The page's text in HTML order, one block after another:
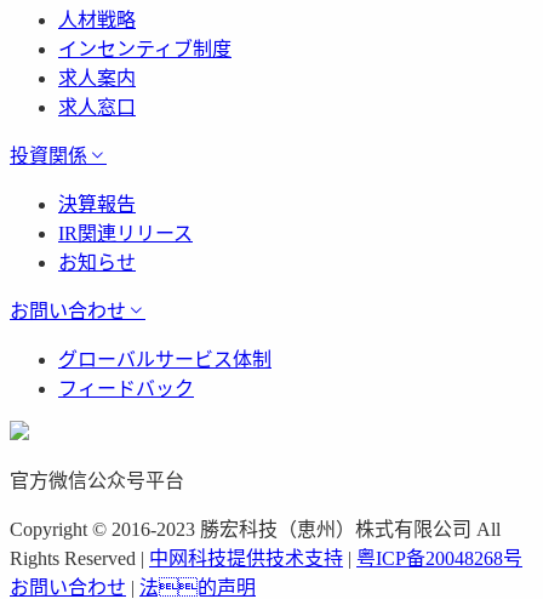
人材戦略
インセンティブ制度
求人案内
求人窓口
投資関係
決算報告
IR関連リリース
お知らせ
お問い合わせ
グローバルサービス体制
フィードバック
官方微信公众号平台
Copyright © 2016-2023 勝宏科技（恵州）株式有限公司 All
Rights Reserved | 中网科技提供技术支持 | 粤ICP备20048268号
お問い合わせ | 法的声明